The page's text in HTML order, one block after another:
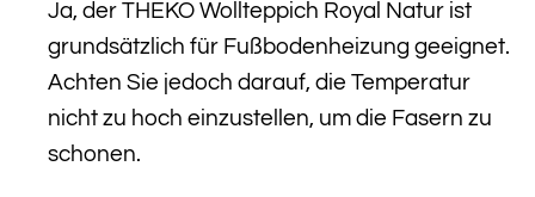
Ja, der THEKO Wollteppich Royal Natur ist
grundsätzlich für Fußbodenheizung geeignet.
Achten Sie jedoch darauf, die Temperatur
nicht zu hoch einzustellen, um die Fasern zu
schonen.